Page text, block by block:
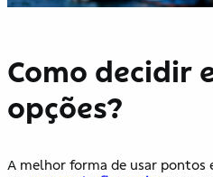
Como decidir
opções?
A melhor forma de usar pontos